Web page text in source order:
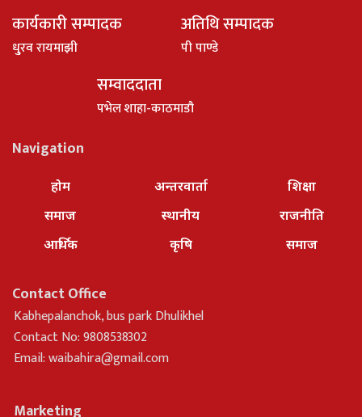
कार्यकारी सम्पादक
धु्रव रायमाझी
अतिथि सम्पादक
पी पाण्डे
सम्वाददाता
पभेल शाहा-काठमाडौ
Navigation
होम
समाज
आर्थिक
अन्तरवार्ता
स्थानीय
कृषि
शिक्षा
राजनीति
समाज
Contact Office
Kabhepalanchok, bus park Dhulikhel
Contact No: 9808538302
Email:waibahira@gmail.com
Marketing